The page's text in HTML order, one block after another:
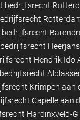
bedrijfsrecht
Hendrik Ido
Krimpen aan
Capelle aan
Hardinxveld-